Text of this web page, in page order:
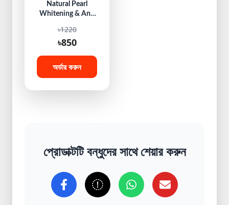
Natural Pearl
Whitening & Anti
৳1220
৳850
অর্ডার করুন
প্রোডাক্টটি বন্ধুদের সাথে শেয়ার করুন